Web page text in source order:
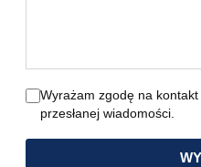
Wyrażam zgodę na
przesłanej wiadomości.